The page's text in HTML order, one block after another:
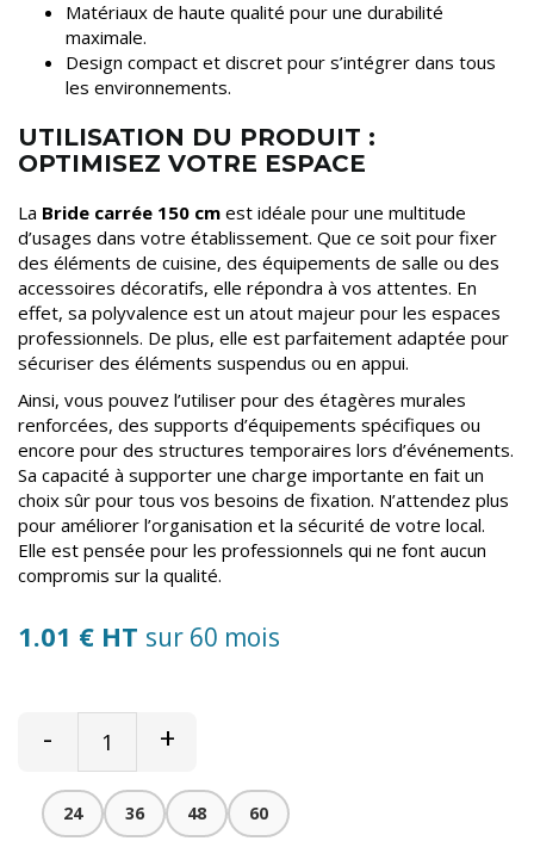
Matériaux de haute qualité pour une durabilité
maximale.
Design compact et discret pour s’intégrer dans tous
les environnements.
UTILISATION DU PRODUIT :
OPTIMISEZ VOTRE ESPACE
La Bride carrée 150 cm est idéale pour une multitude
d’usages dans votre établissement. Que ce soit pour fixer
des éléments de cuisine, des équipements de salle ou des
accessoires décoratifs, elle répondra à vos attentes. En
effet, sa polyvalence est un atout majeur pour les espaces
professionnels. De plus, elle est parfaitement adaptée pour
sécuriser des éléments suspendus ou en appui.
Ainsi, vous pouvez l’utiliser pour des étagères murales
renforcées, des supports d’équipements spécifiques ou
encore pour des structures temporaires lors d’événements.
Sa capacité à supporter une charge importante en fait un
choix sûr pour tous vos besoins de fixation. N’attendez plus
pour améliorer l’organisation et la sécurité de votre local.
Elle est pensée pour les professionnels qui ne font aucun
compromis sur la qualité.
1.01 € HT sur 60 mois
- +
24 36 48 60